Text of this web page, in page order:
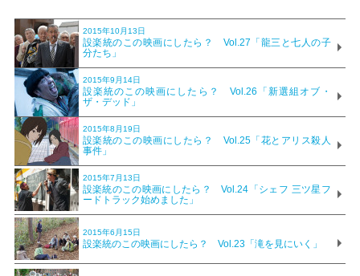
2015年10月13日
設楽統のこの映画にしたら？ Vol.27「龍三と七人の子
分たち」
2015年9月14日
設楽統のこの映画にしたら？ Vol.26「新選組オブ・
ザ・デッド」
2015年8月19日
設楽統のこの映画にしたら？ Vol.25「花とアリス殺人
事件」
2015年7月13日
設楽統のこの映画にしたら？ Vol.24「シェフ 三ツ星フ
ードトラック始めました」
2015年6月15日
設楽統のこの映画にしたら？ Vol.23「滝を見にいく」